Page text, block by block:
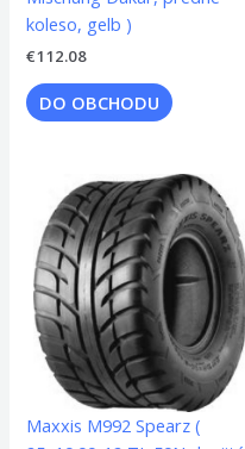
koleso, gelb )
€112.08
DO OBCHODU
Maxxis M992 Spearz (